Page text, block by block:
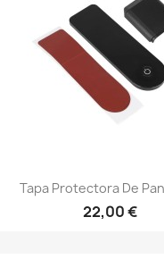
Tapa Protectora De
22,00 €